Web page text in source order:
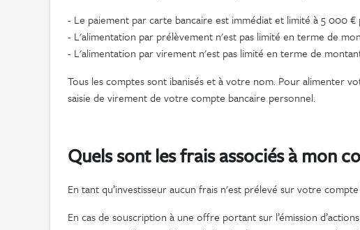
- Le paiement par carte bancaire est immédiat et limité à 5 000
- L'alimentation par prélèvement n'est pas limité en terme de
- L'alimentation par virement n'est pas limité en terme de
Tous les comptes sont ibanisés et à votre nom. Pour alimenter
saisie de virement de votre compte bancaire personnel.
Quels sont les frais associés à mon
En tant qu’investisseur aucun frais n'est prélevé sur votre
En cas de souscription à une offre portant sur l’émission